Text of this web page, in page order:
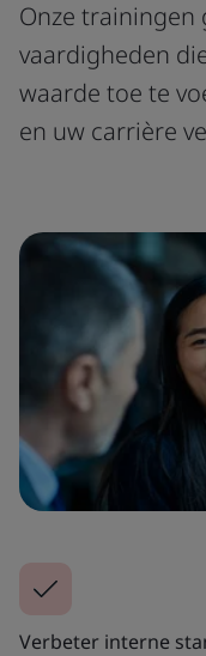
Onze trainingen
vaardigheden
waarde toe te
en uw carrière
Verbeter interne